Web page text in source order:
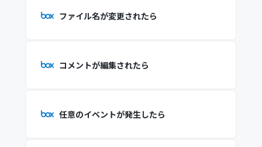
ファイル名が変更されたら
コメントが編集されたら
任意のイベントが発生したら